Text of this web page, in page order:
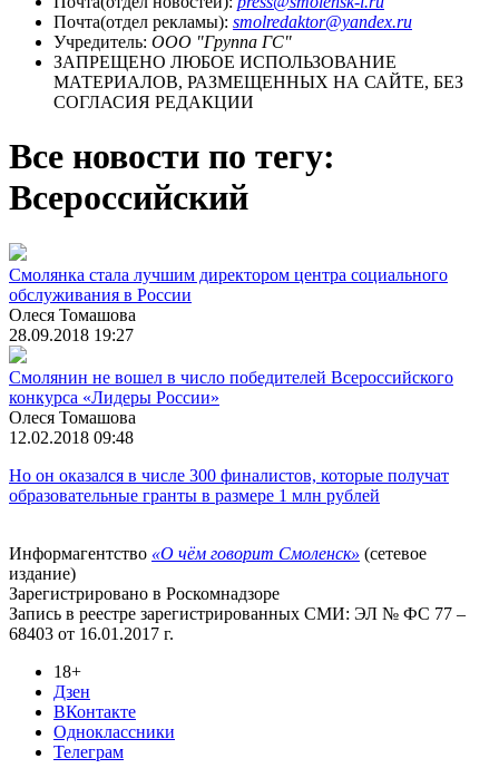
Почта(отдел рекламы): smolredaktor@yandex.ru
Учредитель: ООО "Группа ГС"
ЗАПРЕЩЕНО ЛЮБОЕ ИСПОЛЬЗОВАНИЕ
МАТЕРИАЛОВ, РАЗМЕЩЕННЫХ НА САЙТЕ, БЕЗ
СОГЛАСИЯ РЕДАКЦИИ
Все новости по тегу:
Всероссийский
Смолянка стала лучшим директором центра социального
обслуживания в России
Олеся Томашова
28.09.2018 19:27
Смолянин не вошел в число победителей Всероссийского
конкурса «Лидеры России»
Олеся Томашова
12.02.2018 09:48
Но он оказался в числе 300 финалистов, которые получат
образовательные гранты в размере 1 млн рублей
Информагентство «О чём говорит Смоленск» (сетевое
издание)
Зарегистрировано в Роскомнадзоре
Запись в реестре зарегистрированных СМИ: ЭЛ № ФС 77 –
68403 от 16.01.2017 г.
18+
Дзен
ВКонтакте
Одноклассники
Телеграм